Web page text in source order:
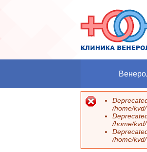
/home/
/home/
/home/